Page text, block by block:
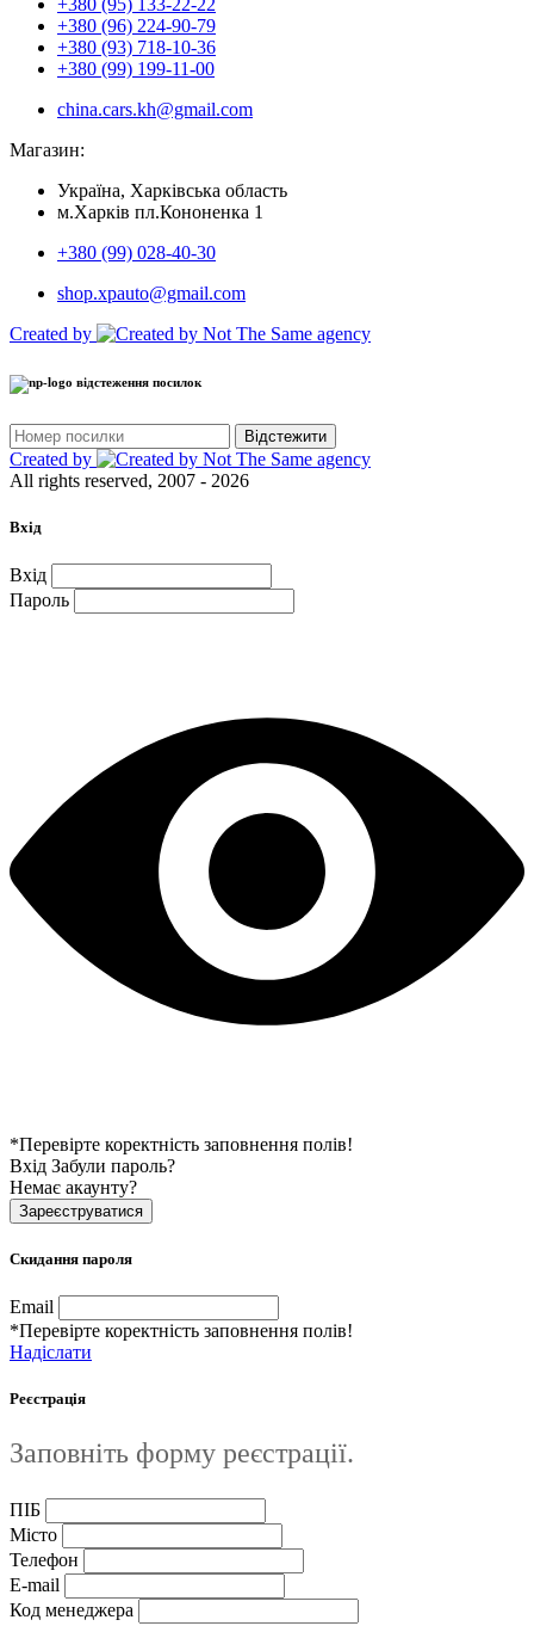
+380 (96) 224-90-79
+380 (93) 718-10-36
+380 (99) 199-11-00
china.cars.kh@gmail.com
Магазин:
Україна, Харківська область
м.Харків пл.Кононенка 1
+380 (99) 028-40-30
shop.xpauto@gmail.com
Created by
відстеження посилок
Відстежити
Created by
All rights reserved, 2007 - 2026
Вхід
Вхід
Пароль
*Перевірте коректність заповнення полів!
Вхід Забули пароль?
Немає акаунту?
Зареєструватися
Скидання пароля
Email
*Перевірте коректність заповнення полів!
Надіслати
Реєстрація
Заповніть форму реєстрації.
ПІБ
Місто
Телефон
E-mail
Код менеджера